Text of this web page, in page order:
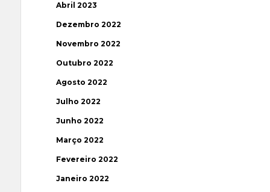
Abril 2023
Dezembro 2022
Novembro 2022
Outubro 2022
Agosto 2022
Julho 2022
Junho 2022
Março 2022
Fevereiro 2022
Janeiro 2022